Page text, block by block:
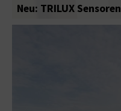
Neu: TRILUX Sensoren